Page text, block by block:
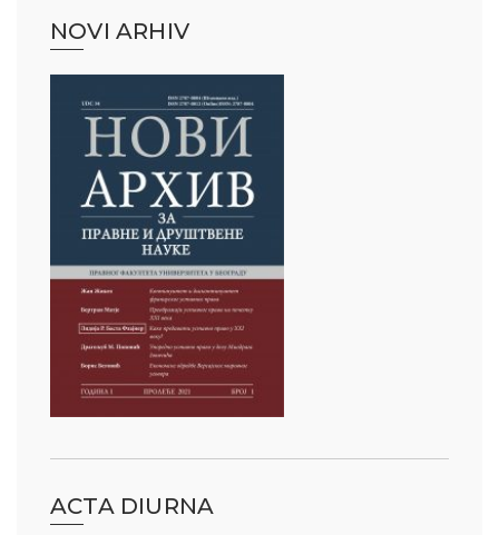
NOVI ARHIV
ACTA DIURNA